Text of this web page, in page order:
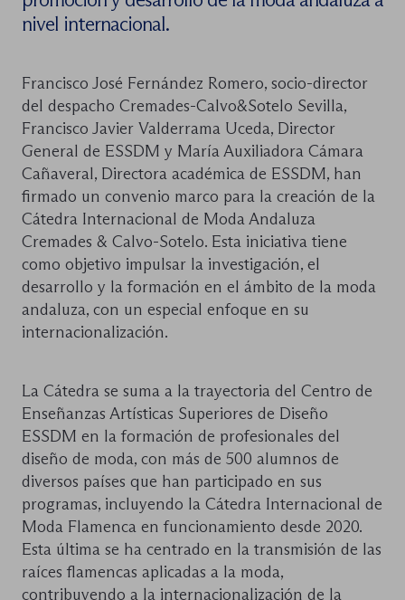
nivel internacional.
Francisco José Fernández Romero, socio-director
del despacho Cremades-Calvo&Sotelo Sevilla,
Francisco Javier Valderrama Uceda, Director
General de ESSDM y María Auxiliadora Cámara
Cañaveral, Directora académica de ESSDM, han
firmado un convenio marco para la creación de la
Cátedra Internacional de Moda Andaluza
Cremades & Calvo-Sotelo. Esta iniciativa tiene
como objetivo impulsar la investigación, el
desarrollo y la formación en el ámbito de la moda
andaluza, con un especial enfoque en su
internacionalización.
La Cátedra se suma a la trayectoria del Centro de
Enseñanzas Artísticas Superiores de Diseño
ESSDM en la formación de profesionales del
diseño de moda, con más de 500 alumnos de
diversos países que han participado en sus
programas, incluyendo la Cátedra Internacional de
Moda Flamenca en funcionamiento desde 2020.
Esta última se ha centrado en la transmisión de las
raíces flamencas aplicadas a la moda,
contribuyendo a la internacionalización de la